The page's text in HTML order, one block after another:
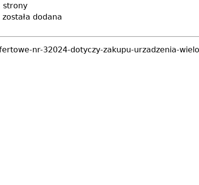
strony
dodana
nr-32024-dotyczy-zakupu-urzadzenia-